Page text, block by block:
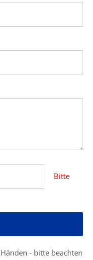
Bitte
- bitte beachten